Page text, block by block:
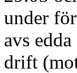
under
avs
drift